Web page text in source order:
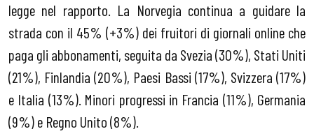
legge nel rapporto. La Norvegia continua a guidare la
strada con il 45% (+3%) dei fruitori di giornali online che
paga gli abbonamenti, seguita da Svezia (30%), Stati Uniti
(21%), Finlandia (20%), Paesi Bassi (17%), Svizzera (17%)
e Italia (13%). Minori progressi in Francia (11%), Germania
(9%) e Regno Unito (8%).